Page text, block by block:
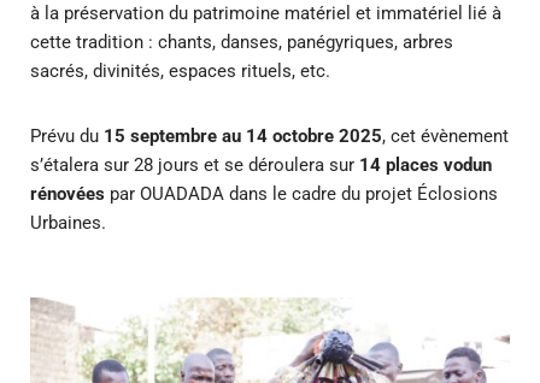
à la préservation du patrimoine matériel et immatériel lié à
cette tradition : chants, danses, panégyriques, arbres
sacrés, divinités, espaces rituels, etc.
Prévu du 15 septembre au 14 octobre 2025, cet évènement
s’étalera sur 28 jours et se déroulera sur 14 places vodun
rénovées par OUADADA dans le cadre du projet Éclosions
Urbaines.